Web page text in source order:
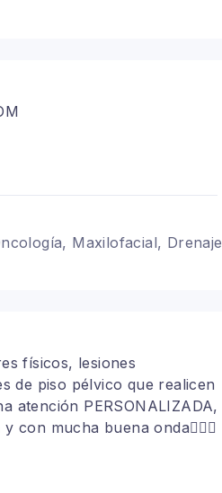
Maxilofacial, Drenaje
físicos, lesiones
de piso pélvico que realicen
atención PERSONALIZADA,
con mucha buena onda🏋🏻‍♀️